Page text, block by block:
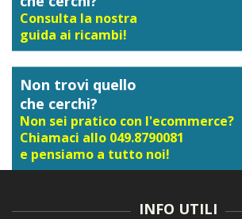
Consulta la nostra
guida ai ricambi!
Non trovi quello
che cerchi?
Non sei pratico con l'ecommerce?
Chiamaci allo 049.8790081
e pensiamo a tutto noi!
INFO UTILI